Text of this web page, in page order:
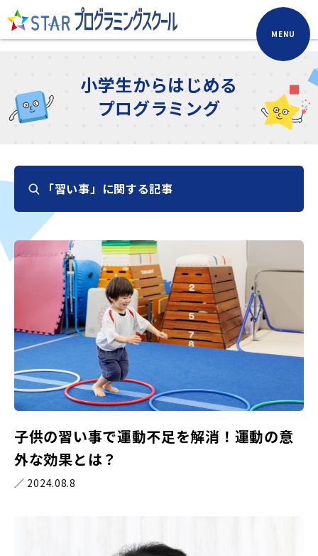
MENU
小学生からはじめる
プログラミング
「習い事」に関する記事
子供の習い事で運動不足を解消！運動の意
外な効果とは？
／ 2024.08.8